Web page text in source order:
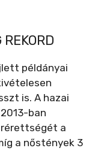
példányai
is. A hazai
ban
a
a nőstények 3